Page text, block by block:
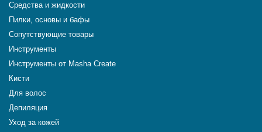
Средства и жидкости
Пилки, основы и бафы
Сопутствующие товары
Инструменты
Инструменты от Masha Create
Кисти
Для волос
Депиляция
Уход за кожей